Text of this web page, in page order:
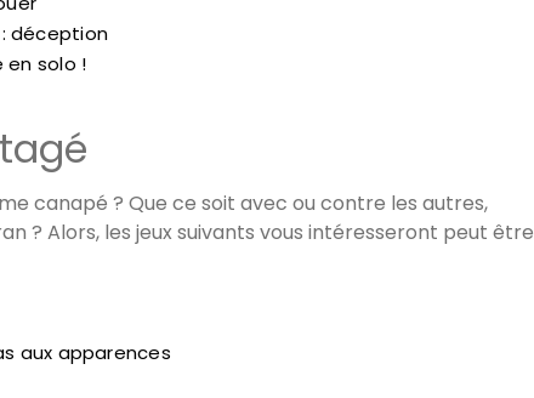
déception
en solo !
canapé ? Que ce soit avec ou contre les autres,
? Alors, les jeux suivants vous intéresseront peut être
aux apparences